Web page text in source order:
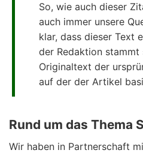
So, wie auch dieser
auch immer unsere
klar, dass dieser Text
der Redaktion stammt
Originaltext der
auf der der Artikel
Rund um das Thema
Wir haben in Partnerschaft